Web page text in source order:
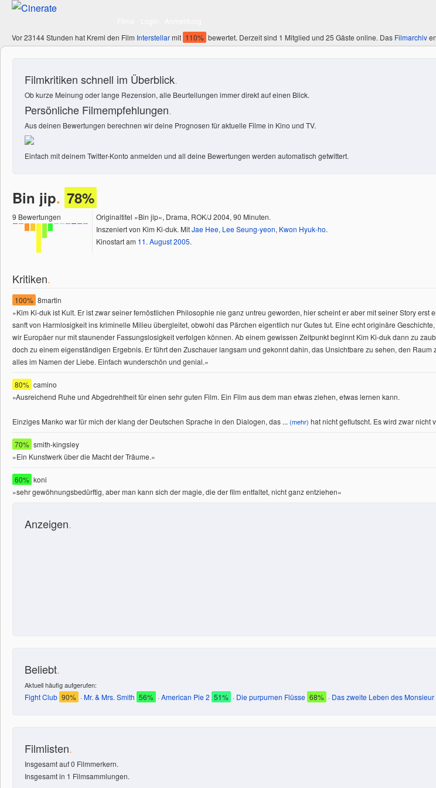
Vor 23144 Stunden hat Kreml den Film Interstellarmit 110% bewertet. Derzeit sind 1 Mitglied und 25 Gäste online. Das Filmarchiv
Filmkritiken schnell im Überblick.
Ob kurze Meinung oder lange Rezension, alle Beurteilungen immer direkt auf einen Blick.
Persönliche Filmempfehlungen.
Aus deinen Bewertungen berechnen wir deine Prognosen für aktuelle Filme in Kino und TV.
Einfach mit deinem Twitter-Konto anmelden und all deine Bewertungen werden automatisch getwittert.
Bin jip. 78%
9 Bewertungen
Originaltitel »Bin jip«, Drama, ROK/J 2004, 90 Minuten.
Inszeniert von Kim Ki-duk. MitJae Hee, Lee Seung-yeon, Kwon Hyuk-ho.
Kinostart am 11. August2005.
Kritiken.
100% 8martin
»Kim Ki-duk ist Kult. Er ist zwar seiner fernöstlichen Philosophie nie ganz untreu geworden, hier scheint er aber mit seiner Story
sanft von Harmlosigkeit ins kriminelle Milieu übergleitet, obwohl das Pärchen eigentlich nur Gutes tut. Eine echt originäre
wir Europäer nur mit staunender Fassungslosigkeit verfolgen können. Ab einem gewissen Zeitpunkt beginnt Kim Ki-duk dann zu
doch zu einem eigenständigen Ergebnis. Er führt den Zuschauer langsam und gekonnt dahin, das Unsichtbare zu sehen, den
alles im Namen der Liebe. Einfach wunderschön und genial.«
80% camino
»Ausreichend Ruhe und Abgedrehtheit für einen sehr guten Film. Ein Film aus dem man etwas ziehen, etwas lernen kann.
Einziges Manko war für mich der klang der Deutschen Sprache in den Dialogen, das ... (mehr) hat nicht geflutscht. Es wird zwar nicht
70% smith-kingsley
»Ein Kunstwerk über die Macht der Träume.«
60% koni
»sehr gewöhnungsbedürftig, aber man kann sich der magie, die der film entfaltet, nicht ganz entziehen«
Anzeigen.
Beliebt.
Aktuell häufig aufgerufen:
Fight Club 90% ·Mr. & Mrs. Smith 56% ·American Pie 2 51% · Die purpurnen Flüsse 68% · Das zweite Leben des
Filmlisten.
Insgesamt auf 0 Filmmerkern.
Insgesamt in 1 Filmsammlungen.